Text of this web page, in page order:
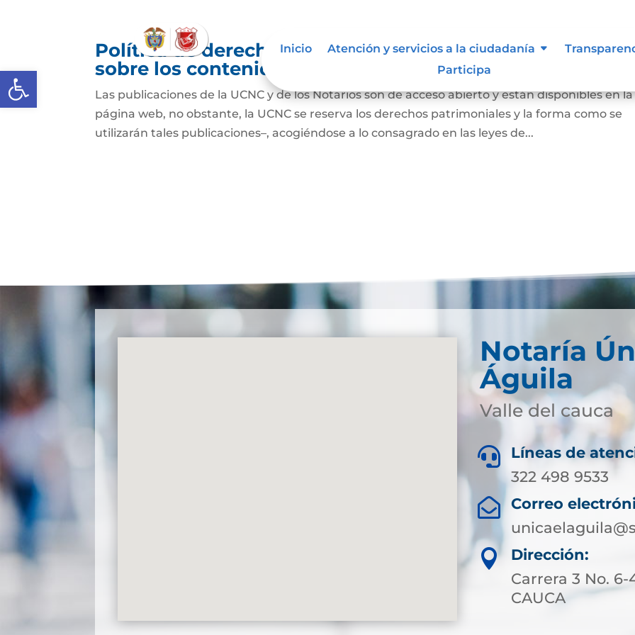
Abrir barra de herramientas
Inicio Atención y servicios a la ciudadanía
Participa
Política de derechos de autor y/o autorización de uso
sobre los contenidos
Las publicaciones de la UCNC y de los Notarios son de acceso abierto y están disponibles en la
página web, no obstante, la UCNC se reserva los derechos patrimoniales y la forma como se
utilizarán tales publicaciones–, acogiéndose a lo consagrado en las leyes de...
Notaría
Águila
Valle del cauca

Líneas de
322 498 9533

Correo

Dirección:
Carrera 3 No. 6-
CAUCA